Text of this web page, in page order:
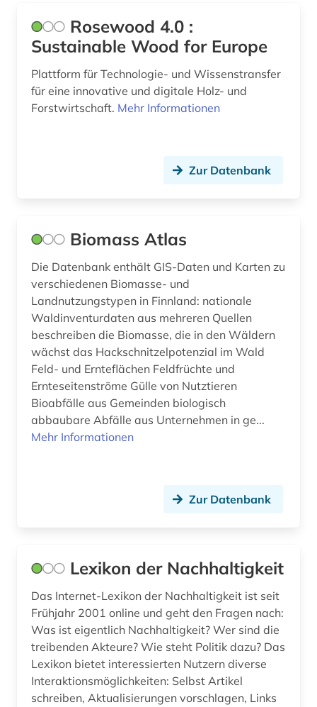
Rosewood 4.0 :
Sustainable Wood for Europe
Plattform für Technologie- und Wissenstransfer
für eine innovative und digitale Holz- und
Forstwirtschaft. Mehr Informationen
Zur Datenbank
Biomass Atlas
Die Datenbank enthält GIS-Daten und Karten zu
verschiedenen Biomasse- und
Landnutzungstypen in Finnland: nationale
Waldinventurdaten aus mehreren Quellen
beschreiben die Biomasse, die in den Wäldern
wächst das Hackschnitzelpotenzial im Wald
Feld- und Ernteflächen Feldfrüchte und
Ernteseitenströme Gülle von Nutztieren
Bioabfälle aus Gemeinden biologisch
abbaubare Abfälle aus Unternehmen in ge...
Mehr Informationen
Zur Datenbank
Lexikon der Nachhaltigkeit
Das Internet-Lexikon der Nachhaltigkeit ist seit
Frühjahr 2001 online und geht den Fragen nach:
Was ist eigentlich Nachhaltigkeit? Wer sind die
treibenden Akteure? Wie steht Politik dazu? Das
Lexikon bietet interessierten Nutzern diverse
Interaktionsmöglichkeiten: Selbst Artikel
schreiben, Aktualisierungen vorschlagen, Links